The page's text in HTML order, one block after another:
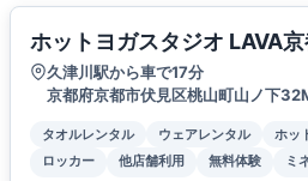
ホットヨガスタジオ LAVA
久津川駅から車で17分
京都府京都市伏見区桃山町山ノ下
タオルレンタル ウェアレンタル ホッ
ロッカー
他店舗利用 無料体験 ミ